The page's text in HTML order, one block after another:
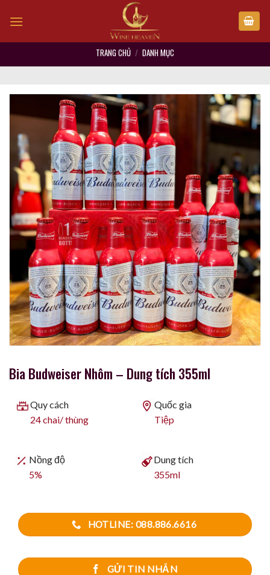
TRANG CHỦ / DANH MỤC
Bia Budweiser Nhôm – Dung tích 355ml
Quy cách
24 chai/ thùng
Quốc gia
Tiệp
Nồng độ
5%
Dung tích
355ml
HOTLINE: 088.886.6616
GỬI TIN NHẮN